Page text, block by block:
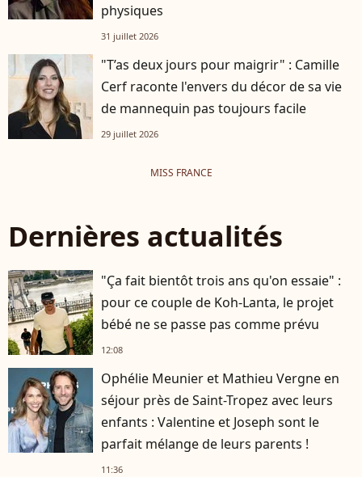
physiques
31 juillet 2026
"T’as deux jours pour maigrir" : Camille
Cerf raconte l'envers du décor de sa vie
de mannequin pas toujours facile
29 juillet 2026
MISS FRANCE
Dernières actualités
"Ça fait bientôt trois ans qu'on essaie" :
pour ce couple de Koh-Lanta, le projet
bébé ne se passe pas comme prévu
12:08
Ophélie Meunier et Mathieu Vergne en
séjour près de Saint-Tropez avec leurs
enfants : Valentine et Joseph sont le
parfait mélange de leurs parents !
11:36